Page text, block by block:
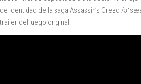
de identidad de la saga Assassin’s Creed /
trailer del juego original: